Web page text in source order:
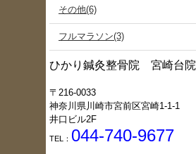
その他(6)
フルマラソン(3)
ひかり鍼灸整骨院 宮崎台院
〒216-0033
神奈川県川崎市宮前区宮崎1-1-1
井口ビル2F
TEL： 044-740-9677